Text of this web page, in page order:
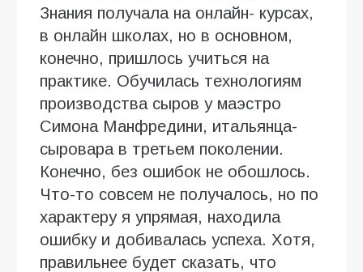
Знания получала на онлайн- курсах,
в онлайн школах, но в основном,
конечно, пришлось учиться на
практике. Обучилась технологиям
производства сыров у маэстро
Симона Манфредини, итальянца-
сыровара в третьем поколении.
Конечно, без ошибок не обошлось.
Что-то совсем не получалось, но по
характеру я упрямая, находила
ошибку и добивалась успеха. Хотя,
правильнее будет сказать, что